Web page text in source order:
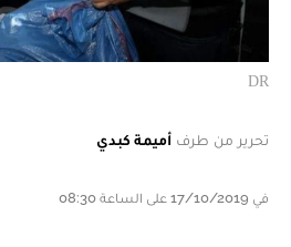
DR
تحرير من طرف أميمة كبدي
في 17/10/2019 على الساعة 08:30